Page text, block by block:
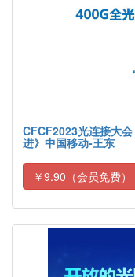
CFCF2023光连接大
进》中国移动-王东
￥9.90（会员免费）